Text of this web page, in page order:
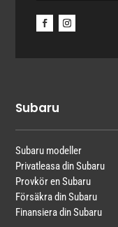
Subaru
Subaru modeller
Privatleasa din Subaru
Provkör en Subaru
Försäkra din Subaru
Finansiera din Subaru